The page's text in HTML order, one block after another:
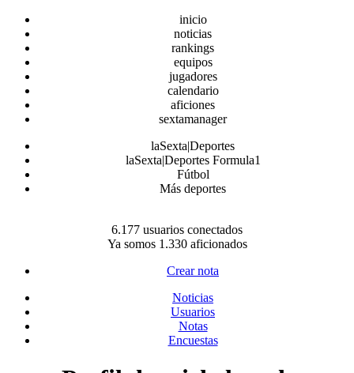
inicio
noticias
rankings
equipos
jugadores
calendario
aficiones
sextamanager
laSexta|Deportes
laSexta|Deportes Formula1
Fútbol
Más deportes
6.177 usuarios conectados
Ya somos 1.330 aficionados
Crear nota
Noticias
Usuarios
Notas
Encuestas